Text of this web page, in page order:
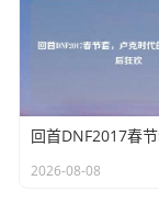
2026-08-08